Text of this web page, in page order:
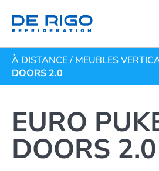
À DISTANCE/ MEUBLES
DOORS 2.0
EURO
DOORS 2.0